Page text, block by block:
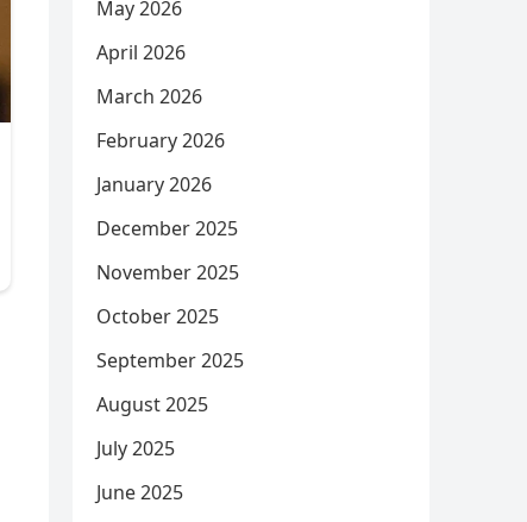
May 2026
April 2026
March 2026
February 2026
January 2026
December 2025
November 2025
October 2025
September 2025
August 2025
July 2025
June 2025